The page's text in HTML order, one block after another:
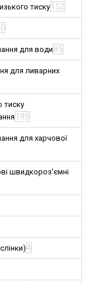
тиску 152
для води 85
для ливарних
тиску
195
для харчової
швидкороз'ємні
4